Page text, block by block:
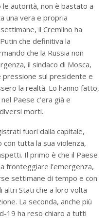
autorità, non è bastato a
una vera e propria
il Cremlino ha
che definitiva la
che la Russia non
il sindaco di Mosca,
pressione sul presidente e
la realtà. Lo hanno fatto,
Paese c’era già e
morti.
fuori dalla capitale,
tutta la sua violenza,
Il primo è che il Paese
fronteggiare l’emergenza,
settimane di tempo e con
altri Stati che a loro volta
La seconda, anche più
19 ha reso chiaro a tutti